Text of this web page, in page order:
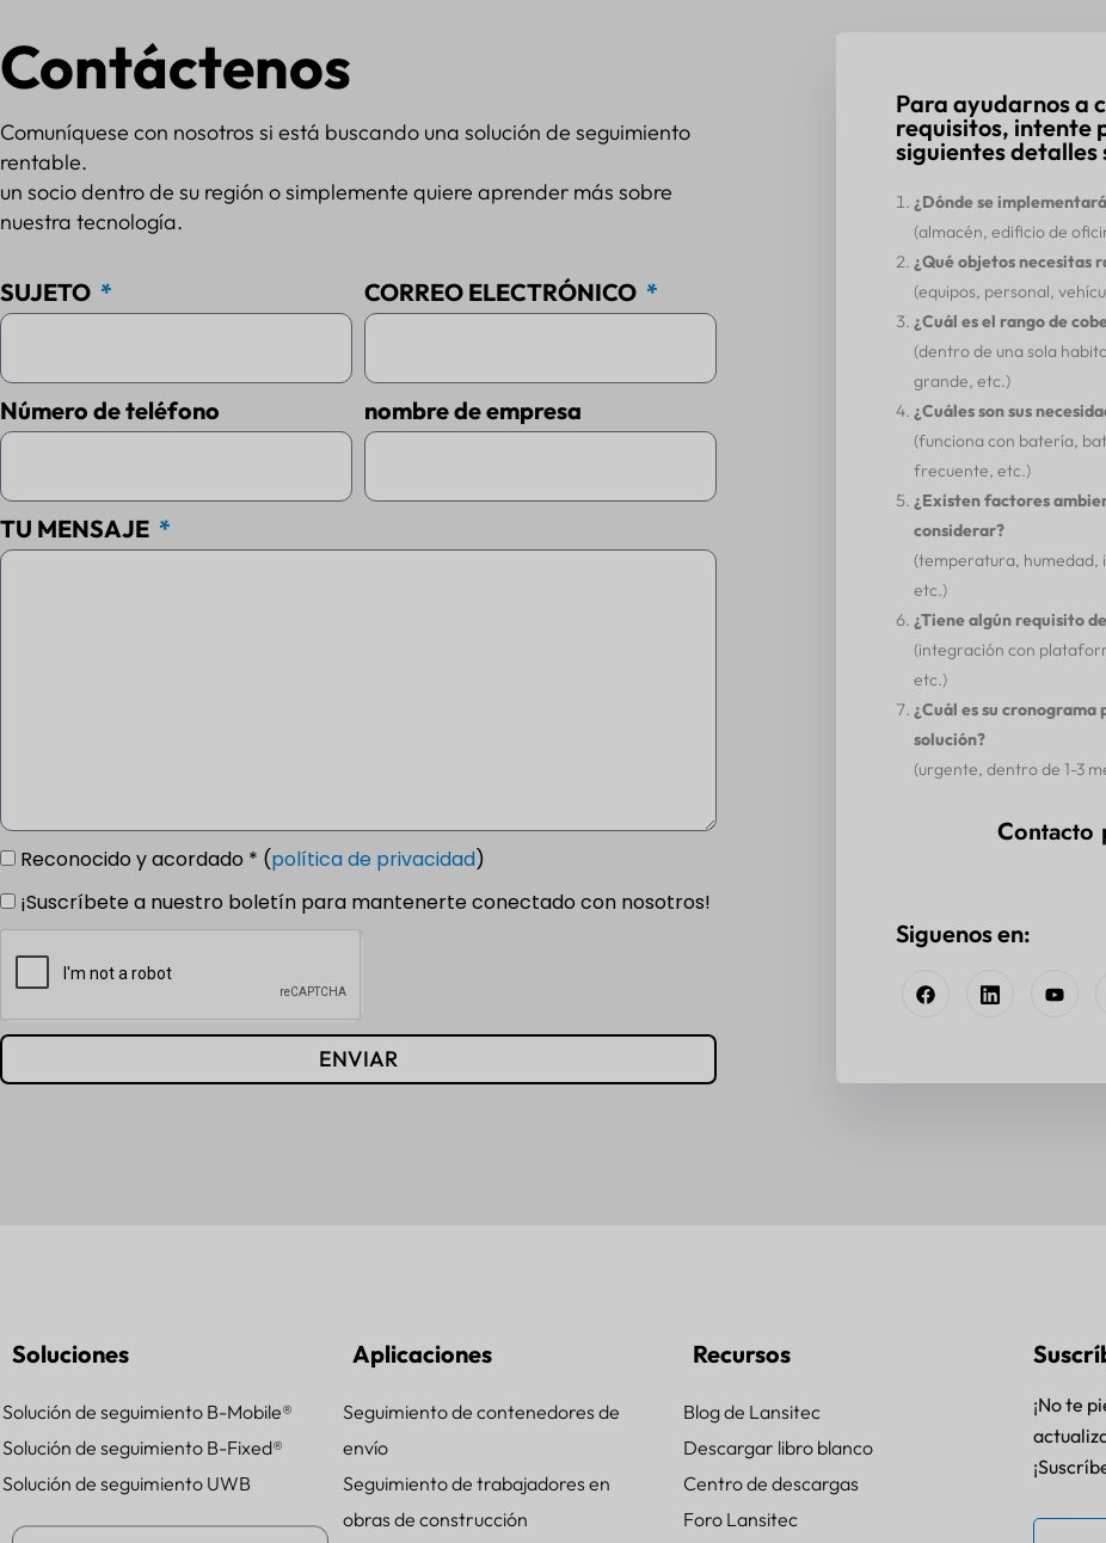
Contáctenos
Comuníquese con nosotros si está buscando una solución de seguimiento
rentable.
un socio dentro de su región o simplemente quiere aprender más sobre
nuestra tecnología.
SUJETO CORREO ELECTRÓNICO
Número de teléfono nombre de empresa
TU MENSAJE
Reconocido y acordado * (política de privacidad)
¡Suscríbete a nuestro boletín para mantenerte conectado con nosotros!
ENVIAR
Para ayudarnos a
requisitos, intente
siguientes detalles
¿Dónde se
(almacén, edificio de
¿Qué objetos necesitas
(equipos, personal,
¿Cuál es el rango de
(dentro de una sola
grande, etc.)
¿Cuáles son sus
(funciona con batería,
frecuente, etc.)
¿Existen factores
considerar?
(temperatura, humedad,
etc.)
¿Tiene algún requisito
(integración con
etc.)
¿Cuál es su
solución?
(urgente, dentro de 1-3
Contacto
Siguenos en:
Soluciones
Solución de seguimiento B-Mobile®
Solución de seguimiento B-Fixed®
Solución de seguimiento UWB
Aplicaciones
Seguimiento de contenedores de
envío
Seguimiento de trabajadores en
obras de construcción
Recursos
Blog de Lansitec
Descargar libro blanco
Centro de descargas
Foro Lansitec
¡No te